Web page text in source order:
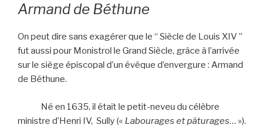
Armand de Béthune
On peut dire sans exagérer que le “ Siècle de Louis XIV ”
fut aussi pour Monistrol le Grand Siècle, grâce à l’arrivée
sur le siège épiscopal d’un évêque d’envergure : Armand
de Béthune.
Né en 1635, il était le petit-neveu du célèbre
ministre d’Henri IV, Sully (« Labourages et pâturages… »).